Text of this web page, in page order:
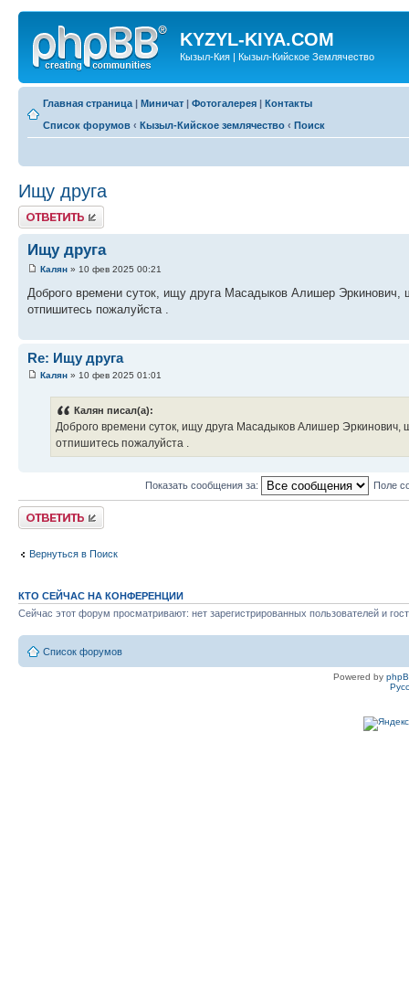
KYZYL-KIYA.COM
Кызыл-Кия | Кызыл-Кийское Землячество
Главная страница | Миничат | Фотогалерея | Контакты
Список форумов ‹ Кызыл-Кийское землячество ‹ Поиск
Ищу друга
Ответить
Ищу друга
Калян » 10 фев 2025 00:21
Доброго времени суток, ищу друга Масадыков Алишер Эркинович,
отпишитесь пожалуйста .
Re: Ищу друга
Калян » 10 фев 2025 01:01
Калян писал(а):
Доброго времени суток, ищу друга Масадыков Алишер Эркинович,
отпишитесь пожалуйста .
Показать сообщения за: Поле
Ответить
Вернуться в Поиск
КТО СЕЙЧАС НА КОНФЕРЕНЦИИ
Сейчас этот форум просматривают: нет зарегистрированных пользователей и
Список форумов
Powered by